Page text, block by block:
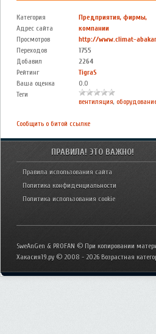
Категория
Адрес сайта
Просмотров
Переходов
Добавил
Рейтинг
Ваша оценка
Теги
Предприятия, фирмы,
компании
http://www.climat-
1755
2264
TigraS
0.0
вентиляция,
Сообщить о битой ссылке
ПРАВИЛА! ЭТО ВАЖНО!
Правила использования сайта
Политика конфиденциальности
Политика использования cookie
SweAnGen & PROFAN © При копировании
Хакасия19.ру © 2008 - 2026 Возрастная